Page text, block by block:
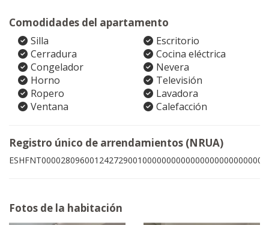
Comodidades del apartamento
Silla
Escritorio
Cerradura
Cocina eléctrica
Congelador
Nevera
Horno
Televisión
Ropero
Lavadora
Ventana
Calefacción
Registro único de arrendamientos (NRUA)
ESHFNT00002809600124272900100000000000000000000000009
Fotos de la habitación